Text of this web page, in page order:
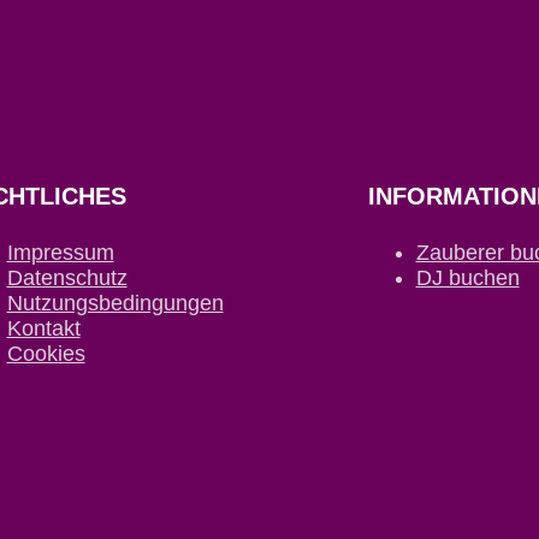
Impressum
Datenschutz
Nutzungsbedingungen
Kontakt
Cookies
Zauberer
DJ buchen